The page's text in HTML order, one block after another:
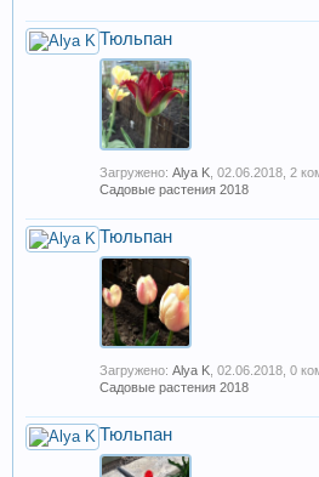
Тюльпан
Загружено: Alya K 02.06.2018 , 2
Садовые растения 2018
Тюльпан
Загружено: Alya K 02.06.2018 , 0
Садовые растения 2018
Тюльпан